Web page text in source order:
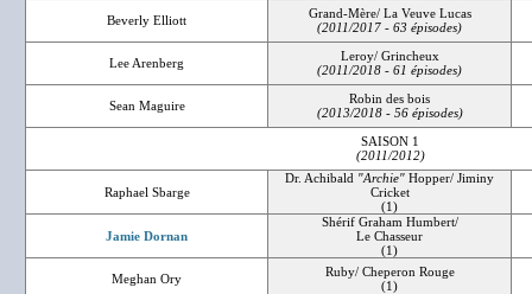
Beverly Elliott
Grand-Mère/ La Veuve Lucas
(2011/2017 - 63 épisodes)
Lee Arenberg
Leroy/ Grincheux
(2011/2018 - 61 épisodes)
Sean Maguire
Robin des bois
(2013/2018 - 56 épisodes)
SAISON 1
(2011/2012)
Raphael Sbarge
Dr. Achibald "Archie" Hopper/ Jiminy
Cricket
(1)
Jamie Dornan
Shérif Graham Humbert/
Le Chasseur
(1)
Meghan Ory
Ruby/ Cheperon Rouge
(1)